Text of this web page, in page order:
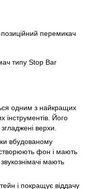
перемикач
типу Stop Bar
одним з найкращих
інструментів. Його
верхи.
вбудованому
фон і мають
мають
і покращує віддачу